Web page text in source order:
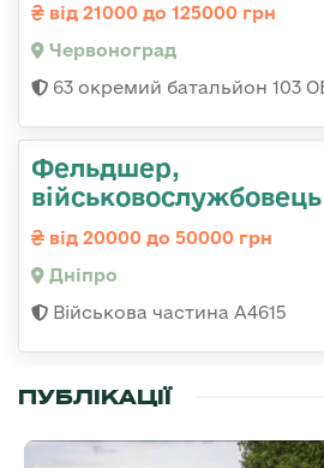
від 21000 до 125000 грн
Червоноград
63 окремий батальйон 103
Фельдшер,
військовослужбовець
від 20000 до 50000 грн
Дніпро
Військова частина А4615
ПУБЛІКАЦІЇ